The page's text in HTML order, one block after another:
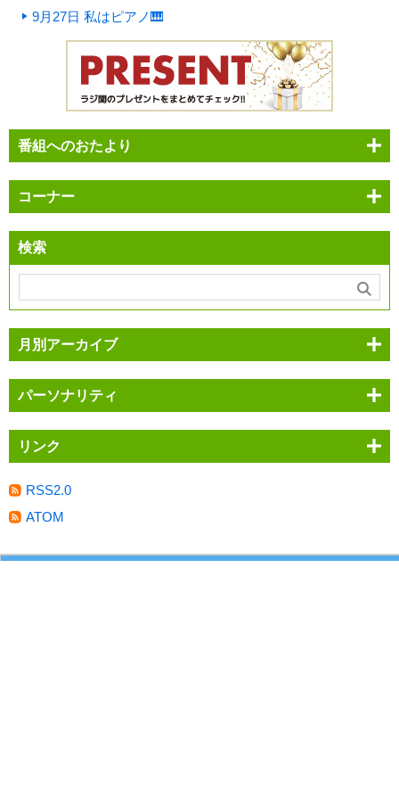
9月27日 私はピアノ🎹
番組へのおたより
コーナー
検索
月別アーカイブ
パーソナリティ
リンク
RSS2.0
ATOM